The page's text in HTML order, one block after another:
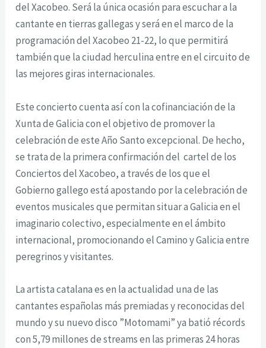
del Xacobeo. Será la única ocasión para escuchar a la
cantante en tierras gallegas y será en el marco de la
programación del Xacobeo 21-22, lo que permitirá
también que la ciudad herculina entre en el circuito de
las mejores giras internacionales.
Este concierto cuenta así con la cofinanciación de la
Xunta de Galicia con el objetivo de promover la
celebración de este Año Santo excepcional. De hecho,
se trata de la primera confirmación del cartel de los
Conciertos del Xacobeo, a través de los que el
Gobierno gallego está apostando por la celebración de
eventos musicales que permitan situar a Galicia en el
imaginario colectivo, especialmente en el ámbito
internacional, promocionando el Camino y Galicia entre
peregrinos y visitantes.
La artista catalana es en la actualidad una de las
cantantes españolas más premiadas y reconocidas del
mundo y su nuevo disco ”Motomami” ya batió récords
con 5,79 millones de streams en las primeras 24 horas